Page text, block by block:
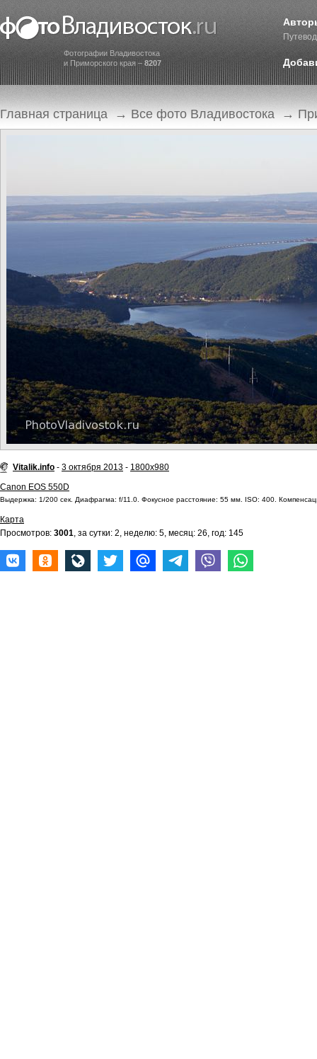
Фотографии Владивостока
и Приморского края – 8207
Главная страница → Все фото Владивостока →
Vitalik.info - 3 октября 2013 - 1800x980
Canon EOS 550D
Выдержка: 1/200 сек. Диафрагма: f/11.0. Фокусное расстояние: 55 мм. ISO: 400.
Карта
Просмотров: 3001, за сутки: 2, неделю: 5, месяц: 26, год: 145